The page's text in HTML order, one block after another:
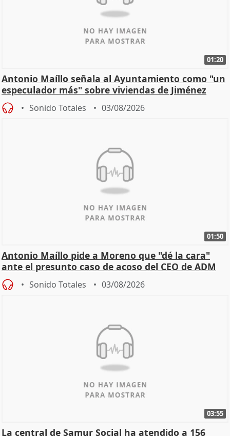
01:20
Antonio Maíllo señala al Ayuntamiento como "un
especulador más" sobre viviendas de Jiménez
Becerril
Sonido Totales 03/08/2026
01:50
Antonio Maíllo pide a Moreno que "dé la cara"
ante el presunto caso de acoso del CEO de ADM
Sonido Totales 03/08/2026
03:55
La central de Samur Social ha atendido a 156